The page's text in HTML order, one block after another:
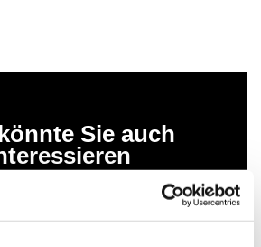
Sie auch